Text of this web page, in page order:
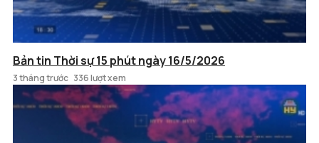
Bản tin Thời sự 15 phút ngày 16/5/2026
3 tháng trước 336 lượt xem